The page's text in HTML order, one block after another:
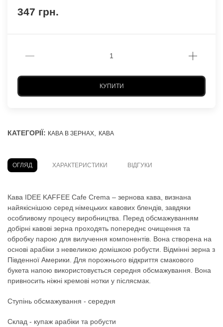
347 грн.
КУПИТИ
КАТЕГОРІЇ: КАВА В ЗЕРНАХ, КАВА
ОГЛЯД ХАРАКТЕРИСТИКИ ВІДГУКИ
Кава IDEE KAFFEE Cafe Crema – зернова кава, визнана
найякіснішою серед німецьких кавових блендів, завдяки
особливому процесу виробництва. Перед обсмажуванням
добірні кавові зерна проходять попереднє очищення та
обробку парою для вилучення компонентів. Вона створена на
основі арабіки з невеликою домішкою робусти. Відмінні зерна з
Південної Америки. Для порожнього відкриття смакового
букета напою використовується середня обсмажування. Вона
привносить ніжні кремові нотки у післясмак.
Ступінь обсмажування - середня
Склад - купаж арабіки та робусти